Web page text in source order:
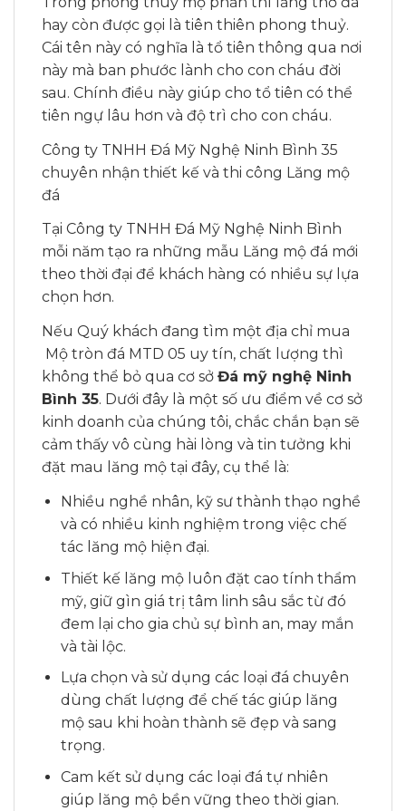
hay còn được gọi là tiên thiên phong thuỷ.
Cái tên này có nghĩa là tổ tiên thông qua nơi
này mà ban phước lành cho con cháu đời
sau. Chính điều này giúp cho tổ tiên có thể
tiên ngự lâu hơn và độ trì cho con cháu.
Công ty TNHH Đá Mỹ Nghệ Ninh Bình 35
chuyên nhận thiết kế và thi công Lăng mộ
đá
Tại Công ty TNHH Đá Mỹ Nghệ Ninh Bình
mỗi năm tạo ra những mẫu Lăng mộ đá mới
theo thời đại để khách hàng có nhiều sự lựa
chọn hơn.
Nếu Quý khách đang tìm một địa chỉ mua
Mộ tròn đá MTD 05 uy tín, chất lượng thì
không thể bỏ qua cơ sở Đá mỹ nghệ Ninh
Bình 35. Dưới đây là một số ưu điểm về cơ sở
kinh doanh của chúng tôi, chắc chắn bạn sẽ
cảm thấy vô cùng hài lòng và tin tưởng khi
đặt mau lăng mộ tại đây, cụ thể là:
Nhiều nghề nhân, kỹ sư thành thạo nghề
và có nhiều kinh nghiệm trong việc chế
tác lăng mộ hiện đại.
Thiết kế lăng mộ luôn đặt cao tính thẩm
mỹ, giữ gìn giá trị tâm linh sâu sắc từ đó
đem lại cho gia chủ sự bình an, may mắn
và tài lộc.
Lựa chọn và sử dụng các loại đá chuyên
dùng chất lượng để chế tác giúp lăng
mộ sau khi hoàn thành sẽ đẹp và sang
trọng.
Cam kết sử dụng các loại đá tự nhiên
giúp lăng mộ bền vững theo thời gian.